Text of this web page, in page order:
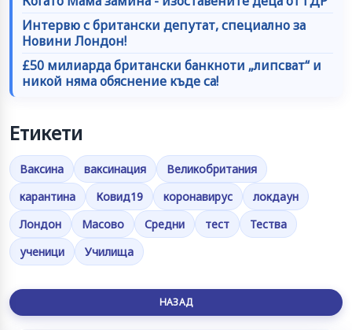
Интервю с британски депутат, специално за
Новини Лондон!
£50 милиарда британски банкноти „липсват“ и
никой няма обяснение къде са!
Етикети
Ваксина ваксинация
Великобритания
карантина
Ковид19 коронавирус
локдаун
Лондон
Масово Средни тест
Тества
ученици
Училища
НАЗАД